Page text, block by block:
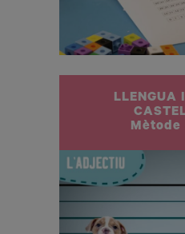
LLENGUA
Mètode